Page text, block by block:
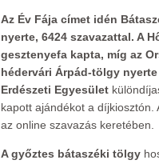
Az Év Fája címet idén
nyerte, 6424 szavazattal. A
gesztenyefa kapta, míg az
hédervári Árpád-tölgy
Erdészeti Egyesület
kapott ajándékot a
az online szavazás keretében.
A győztes bátaszéki tölgy